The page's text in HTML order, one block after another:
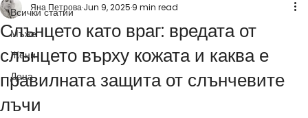
Всички статии
Мъже
Жени
Деца
Слънцето като враг: вредата от
слънцето върху кожата и каква е
правилната защита от слънчевите
лъчи
Яна ПетроваJun 9, 2025 9 min read